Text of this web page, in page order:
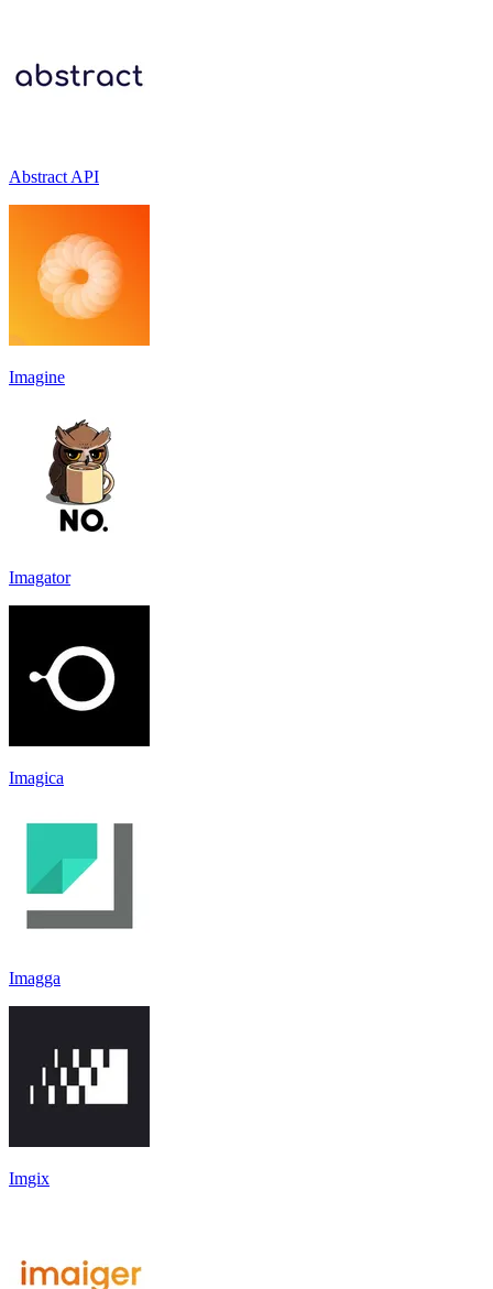
Abstract API
Imagine
Imagator
Imagica
Imagga
Imgix